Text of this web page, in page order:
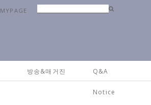
MYPAGE
방송&매거진 Q&A
Notice